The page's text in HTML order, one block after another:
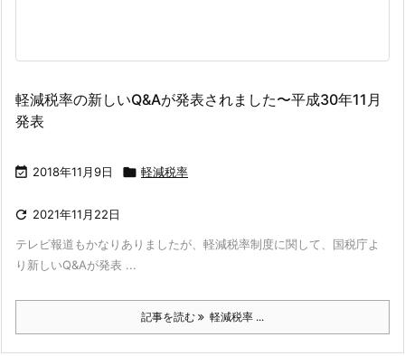
軽減税率の新しいQ&Aが発表されました〜平成30年11月
発表
 2018年11月9日  軽減税率
 2021年11月22日
テレビ報道もかなりありましたが、軽減税率制度に関して、国税庁よ
り新しいQ&Aが発表 ...
記事を読む 軽減税率 ...